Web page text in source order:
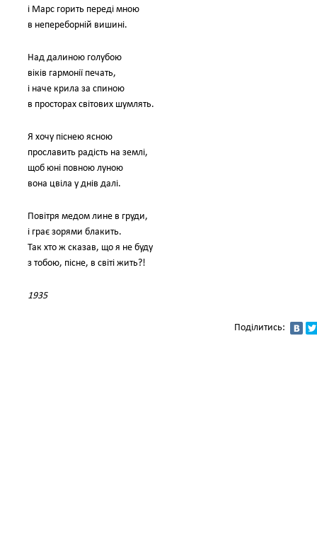
і Марс горить переді мною
в непереборній вишині.
Над далиною голубою
віків гармонії печать,
і наче крила за спиною
в просторах світових шумлять.
Я хочу піснею ясною
прославить радість на землі,
щоб юні повною луною
вона цвіла у днів далі.
Повітря медом лине в груди,
і грає зорями блакить.
Так хто ж сказав, що я не буду
з тобою, пісне, в світі жить?!
1935
Поділитись: